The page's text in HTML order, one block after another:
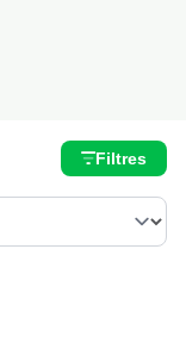
Filtres